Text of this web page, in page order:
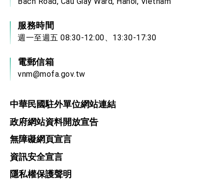
服務時間
週一至週五 08:30-12:00、13:30-17:30
電郵信箱
vnm@mofa.gov.tw
中華民國駐外單位網站連結
政府網站資料開放宣告
無障礙網頁宣言
資訊安全宣言
隱私權保護聲明